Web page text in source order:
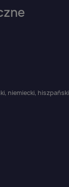
niemiecki, hiszpański